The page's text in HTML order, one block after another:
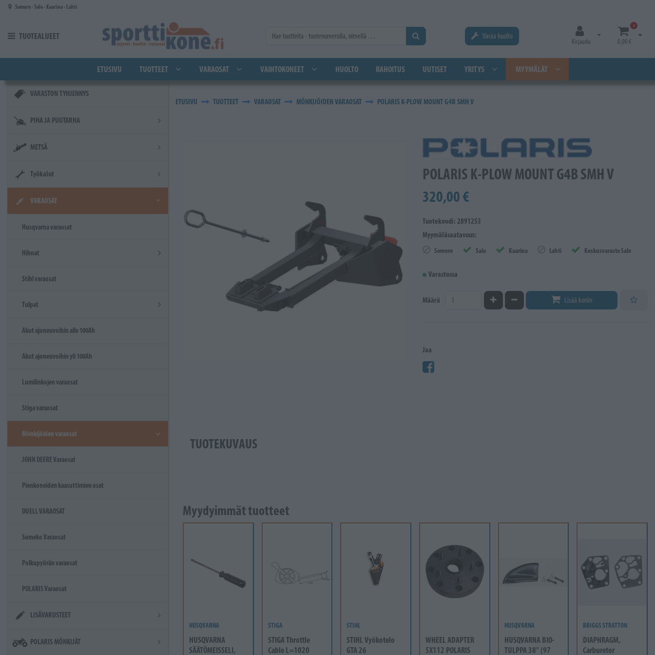
Siirry pääsisältöön
Somero - Salo - Kaarina - Lahti
TUOTEALUEET Varaa huolto
Kirjaudu
Avaa kirjautuminen
0
0,00 €
Avaa
ETUSIVU TUOTTEET VARAOSAT VAIHTOKONEET HUOLTO RAHOITUS UUTISET YRITYS MYYMÄLÄT
VARASTON TYHJENNYS
PIHA JA PUUTARHA
METSÄ
Työkalut
VARAOSAT
Husqvarna varaosat
Hihnat
Stihl varaosat
Tulpat
Akut ajoneuvoihin alle 100Ah
Akut ajoneuvoihin yli 100Ah
Lumilinkojen varaosat
Stiga varaosat
Mönkijöiden varaosat
JOHN DEERE Varaosat
Pienkoneiden kaasuttimien osat
DUELL VARAOSAT
Sumeko Varaosat
Polkupyörän varaosat
POLARIS Varaosat
LISÄVARUSTEET
POLARIS MÖNKIJÄT
ETUSIVU TUOTTEET VARAOSAT MÖNKIJÖIDEN VARAOSAT POLARIS K-PLOW MOUNT G4B SMH V
POLARIS K-PLOW MOUNT G4B SMH V
320,00 €
Tuotekoodi: 2891253
Myymäläsaatavuus:
Somero Salo Kaarina Lahti Keskusvarasto Salo
Varastossa
Määrä Kasvata määrääVähennä määrää Lisää koriin
Jaa
TUOTEKUVAUS
Myydyimmät tuotteet
HUSQVARNA
HUSQVARNA
SÄÄTÖMEISSELI,
STIGA
STIGA Throttle
Cable L=1020
STIHL
STIHL Vyökotelo
GTA 26
WHEEL ADAPTER
5X112 POLARIS
HUSQVARNA
HUSQVARNA BIO-
TULPPA 38" (97
BRIGGS STRATTON
DIAPHRAGM,
Carburetor